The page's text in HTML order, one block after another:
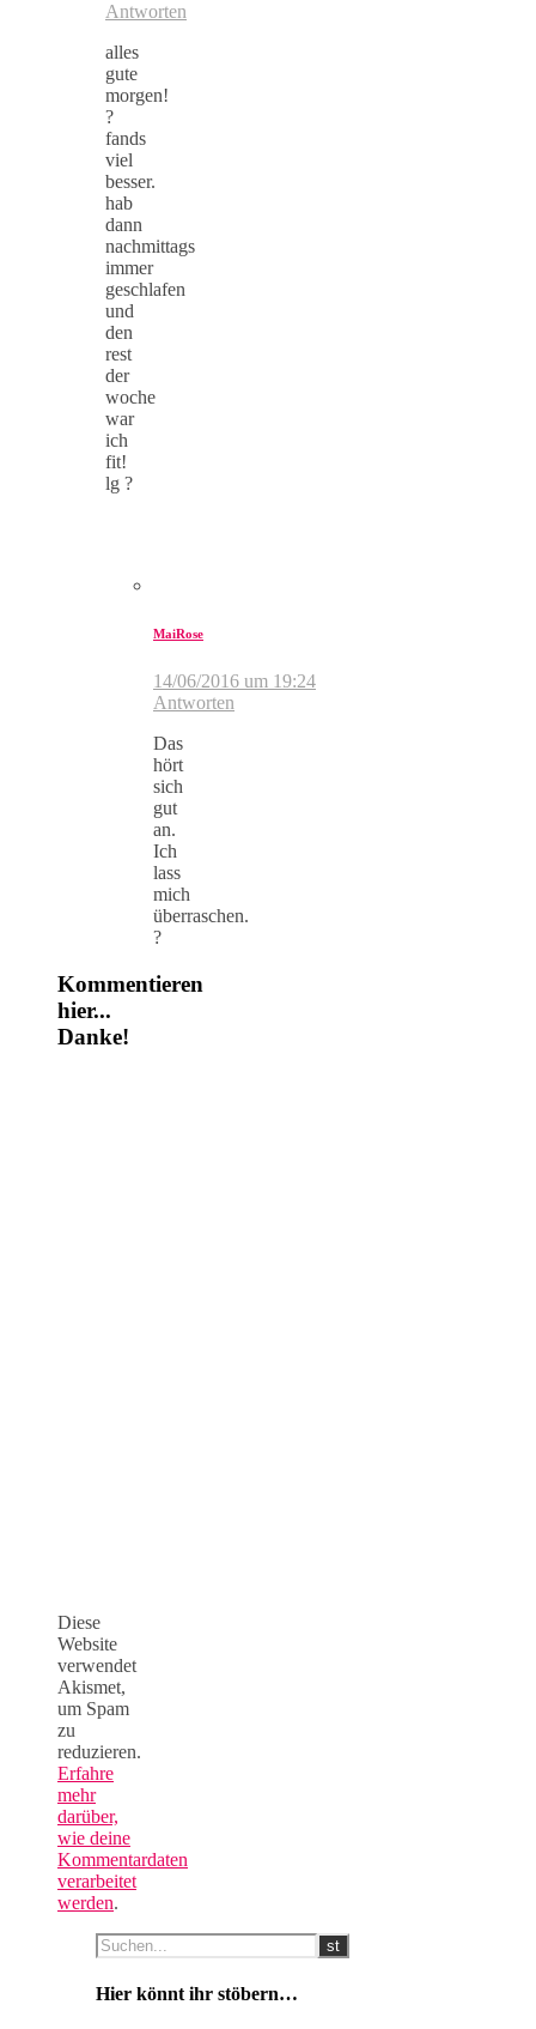
Antworten
alles
gute
morgen!
?
fands
viel
besser.
hab
dann
nachmittags
immer
geschlafen
und
den
rest
der
woche
war
ich
fit!
lg ?
MaiRose
14/06/2016 um 19:24
Antworten
Das
hört
sich
gut
an.
Ich
lass
mich
überraschen.
?
Kommentieren
hier...
Danke!
Diese
Website
verwendet
Akismet,
um Spam
zu
reduzieren.
Erfahre
mehr
darüber,
wie deine
Kommentardaten
verarbeitet
werden.
Hier könnt ihr stöbern…